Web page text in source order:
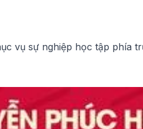
vụ sự nghiệp học tập phía